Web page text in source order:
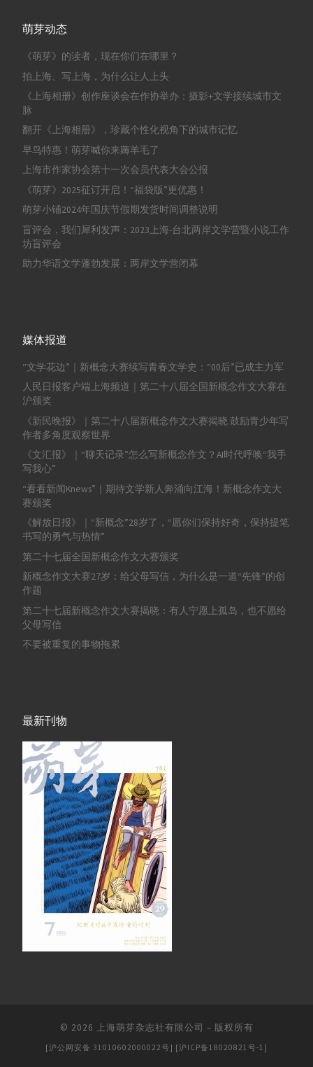
萌芽动态
《萌芽》的读者，现在你们在哪里？
拍上海、写上海，为什么让人上头
《上海相册》创作座谈会在作协举办：摄影+文学接续城市文
脉
翻开《上海相册》，珍藏个性化视角下的城市记忆
早鸟特惠！萌芽喊你来薅羊毛了
上海市作家协会第十一次会员代表大会公报
《萌芽》2025征订开启！“福袋版”更优惠！
萌芽小铺2024年国庆节假期发货时间调整说明
盲评会，我们犀利发声：2023上海-台北两岸文学营暨小说工作
坊盲评会
助力华语文学蓬勃发展：两岸文学营闭幕
媒体报道
“文学花边”｜新概念大赛续写青春文学史：“00后”已成主力军
人民日报客户端上海频道｜第二十八届全国新概念作文大赛在
沪颁奖
《新民晚报》｜第二十八届新概念作文大赛揭晓 鼓励青少年写
作者多角度观察世界
《文汇报》｜“聊天记录”怎么写新概念作文？AI时代呼唤“我手
写我心”
“看看新闻Knews”｜期待文学新人奔涌向江海！新概念作文大
赛颁奖
《解放日报》｜“新概念”28岁了，“愿你们保持好奇，保持提笔
书写的勇气与热情”
第二十七届全国新概念作文大赛颁奖
新概念作文大赛27岁：给父母写信，为什么是一道“先锋”的创
作题
第二十七届新概念作文大赛揭晓：有人宁愿上孤岛，也不愿给
父母写信
不要被重复的事物拖累
最新刊物
© 2026 上海萌芽杂志社有限公司 – 版权所有
[沪公网安备 31010602000022号] [沪ICP备18020821号-1]